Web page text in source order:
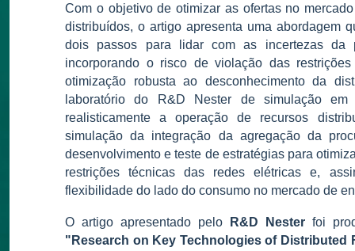
Com o objetivo de otimizar as ofertas no
distribuídos, o artigo apresenta uma abordagem
dois passos para lidar com as incertezas da
incorporando o risco de violação das
otimização robusta ao desconhecimento da
laboratório do R&D Nester de simulação
realisticamente a operação de recursos
simulação da integração da agregação da
desenvolvimento e teste de estratégias para
restrições técnicas das redes elétricas e,
flexibilidade do lado do consumo no mercado de
O artigo apresentado pelo R&D Nesterfoi
"Research on Key Technologies of Distributed